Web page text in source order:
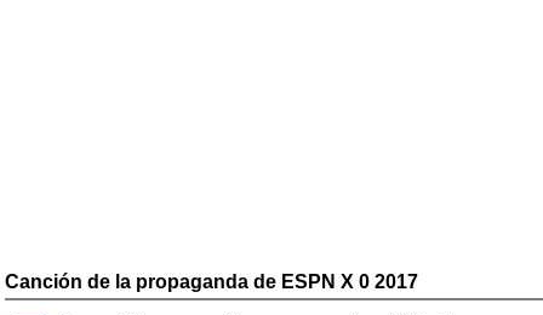
Canción de la propaganda de ESPN X 0 2017